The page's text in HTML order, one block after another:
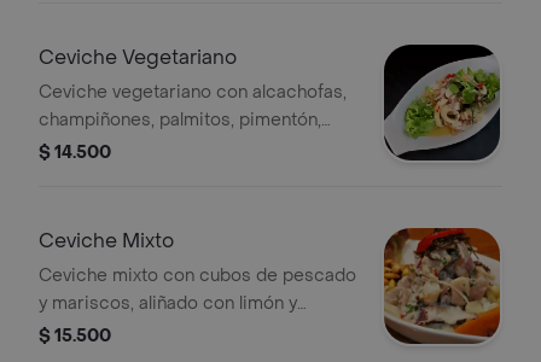
Ceviche Vegetariano
Ceviche vegetariano con alcachofas,
champiñones, palmitos, pimentón,
cebolla y maíz peruano.
$ 14.500
Ceviche Mixto
Ceviche mixto con cubos de pescado
y mariscos, aliñado con limón y
cebolla morada. Acompañado de maíz
$ 15.500